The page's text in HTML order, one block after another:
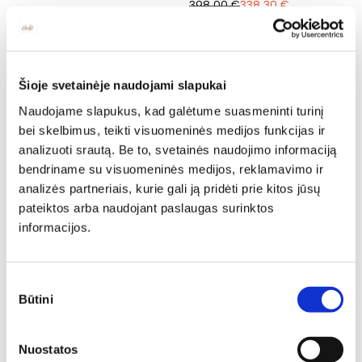
Šioje svetainėje naudojami slapukai
Naudojame slapukus, kad galėtume suasmeninti turinį
bei skelbimus, teikti visuomeninės medijos funkcijas ir
analizuoti srautą. Be to, svetainės naudojimo informaciją
bendriname su visuomeninės medijos, reklamavimo ir
analizės partneriais, kurie gali ją pridėti prie kitos jūsų
pateiktos arba naudojant paslaugas surinktos
informacijos.
pasirinkimas
Būtini
Nuostatos
398,00 €338,30 €
Žymos:
LIETUVIŠKI BALDAI